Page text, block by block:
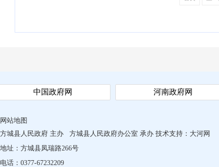
中国政府网 河南政府网
网站地图
方城县人民政府 主办
方城县人民政府办公室 承办 技术支持： 大河网
地址：方城县凤瑞路266号
电话：0377-67232209